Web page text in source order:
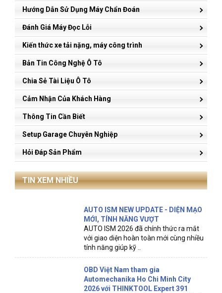
Hướng Dẫn Sử Dụng Máy Chẩn Đoán
Đánh Giá Máy Đọc Lỗi
Kiến thức xe tải nặng, máy công trình
Bản Tin Công Nghệ Ô Tô
Chia Sẻ Tài Liệu Ô Tô
Cảm Nhận Của Khách Hàng
Thông Tin Cần Biết
Setup Garage Chuyên Nghiệp
Hỏi Đáp Sản Phẩm
TIN XEM NHIỀU
AUTO ISM NEW UPDATE - DIỆN MẠO
MỚI, TÍNH NĂNG VƯỢT
AUTO ISM 2026 đã chính thức ra mắt
với giao diện hoàn toàn mới cùng nhiều
tính năng giúp kỹ ..
OBD Việt Nam tham gia
Automechanika Ho Chi Minh City
2026 với THINKTOOL Expert 391